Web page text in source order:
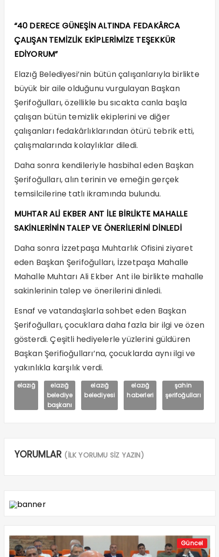
“40 DERECE GÜNEŞİN ALTINDA FEDAKÂRCA
ÇALIŞAN TEMİZLİK EKİPLERİMİZE TEŞEKKÜR
EDİYORUM”
Elazığ Belediyesi’nin bütün çalışanlarıyla birlikte
büyük bir aile olduğunu vurgulayan Başkan
Şerifoğulları, özellikle bu sıcakta canla başla
çalışan bütün temizlik ekiplerini ve diğer
çalışanları fedakârlıklarından ötürü tebrik etti,
çalışmalarında kolaylıklar diledi.
Daha sonra kendileriyle hasbihal eden Başkan
Şerifoğulları, alın terinin ve emeğin gerçek
temsilcilerine tatlı ikramında bulundu.
MUHTAR ALİ EKBER ANT İLE BİRLİKTE MAHALLE
SAKİNLERİNİN TALEP VE ÖNERİLERİNİ DİNLEDİ
Daha sonra İzzetpaşa Muhtarlık Ofisini ziyaret
eden Başkan Şerifoğulları, İzzetpaşa Mahalle
Mahalle Muhtarı Ali Ekber Ant ile birlikte mahalle
sakinlerinin talep ve önerilerini dinledi.
Esnaf ve vatandaşlarla sohbet eden Başkan
Şerifoğulları, çocuklara daha fazla bir ilgi ve özen
gösterdi. Çeşitli hediyelerle yüzlerini güldüren
Başkan Şerifioğulları’na, çocuklarda aynı ilgi ve
yakınlıkla karşılık verdi.
elazığ
elazığ
belediye
başkanı
elazığ
belediyesi
elazığ
haberleri
şahin
şerifoğulları
YORUMLAR (İLK YORUMU SİZ YAZIN)
Güncel